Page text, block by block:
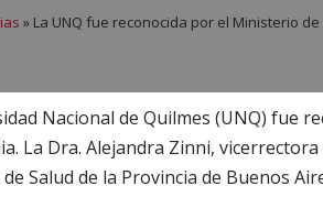
» La UNQ fue reconocida por el Ministerio
Nacional de Quilmes (UNQ) fue
La Dra. Alejandra Zinni,
Salud de la Provincia de Buenos